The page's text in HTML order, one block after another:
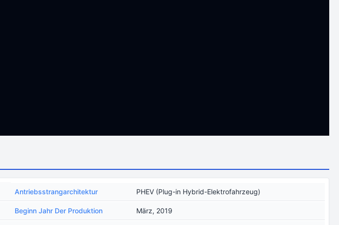
Antriebsstrangarchitektur PHEV (Plug-in Hybrid-Elektrofahrzeug)
Beginn Jahr Der Produktion März, 2019